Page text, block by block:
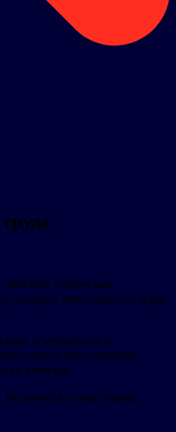
«Адресная
сообщил заместитель мэра
«бережливого
постоянному
заммэра.
участников